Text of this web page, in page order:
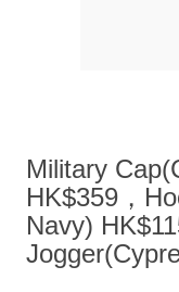
Military
HK$359，
Navy)